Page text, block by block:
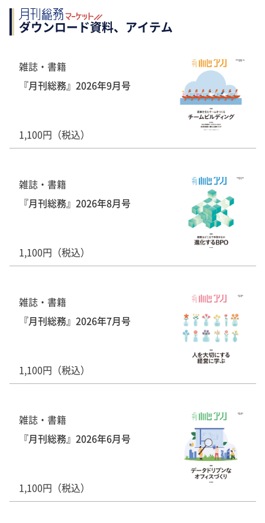
ダウンロード資料、アイテム
雑誌・書籍
『月刊総務』2026年9月号
1,100円（税込）
雑誌・書籍
『月刊総務』2026年8月号
1,100円（税込）
雑誌・書籍
『月刊総務』2026年7月号
1,100円（税込）
雑誌・書籍
『月刊総務』2026年6月号
1,100円（税込）